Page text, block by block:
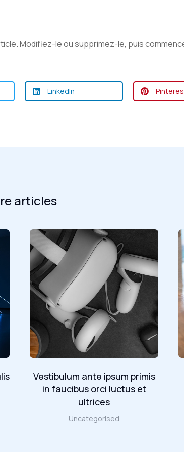
Modifiez-le ou supprimez-le, puis
LinkedIn
articles
Vestibulum ante ipsum primis
in faucibus orci luctus et
ultrices
Uncategorised